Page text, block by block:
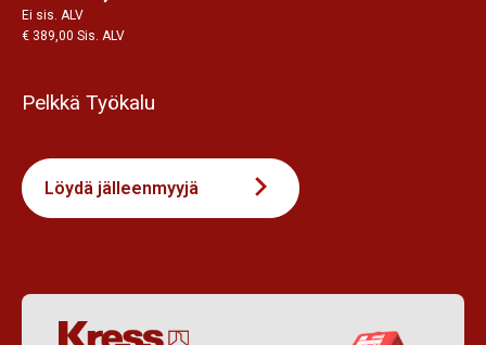
Ei sis. ALV
€ 389,00 Sis. ALV
Pelkkä Työkalu
Löydä jälleenmyyjä